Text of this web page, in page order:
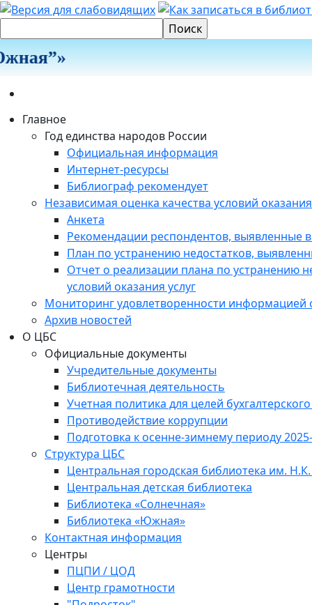
Главное
Год единства народов России
Официальная информация
Интернет-ресурсы
Библиограф рекомендует
Независимая оценка качества условий оказания
Анкета
Рекомендации респондентов, выявленные
План по устранению недостатков,
Отчет о реализации плана по устранению
условий оказания услуг
Мониторинг удовлетворенности информацией
Архив новостей
О ЦБС
Официальные документы
Учредительные документы
Библиотечная деятельность
Учетная политика для целей
Противодействие коррупции
Подготовка к осенне-зимнему периоду
Структура ЦБС
Центральная городская библиотека им.
Центральная детская библиотека
Библиотека «Солнечная»
Библиотека «Южная»
Контактная информация
Центры
ПЦПИ / ЦОД
Центр грамотности